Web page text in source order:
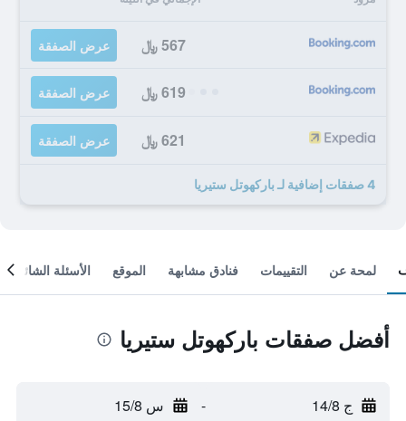
567 ﷼ عرض الصفقة
619 ﷼ عرض الصفقة
621 ﷼ عرض الصفقة
4 صفقات إضافية لـ باركهوتل ستيريا
لمحة عن التقييمات فنادق مشابهة الموقع الأسئلة الشائعة
أفضل صفقات باركهوتل ستيريا
ج 14/8 - س 15/8